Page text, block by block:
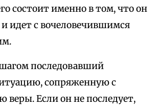
состоит именно в том, что он
и идет с вочеловечившимся
последовавший
сопряженную с
веры. Если он не последует,